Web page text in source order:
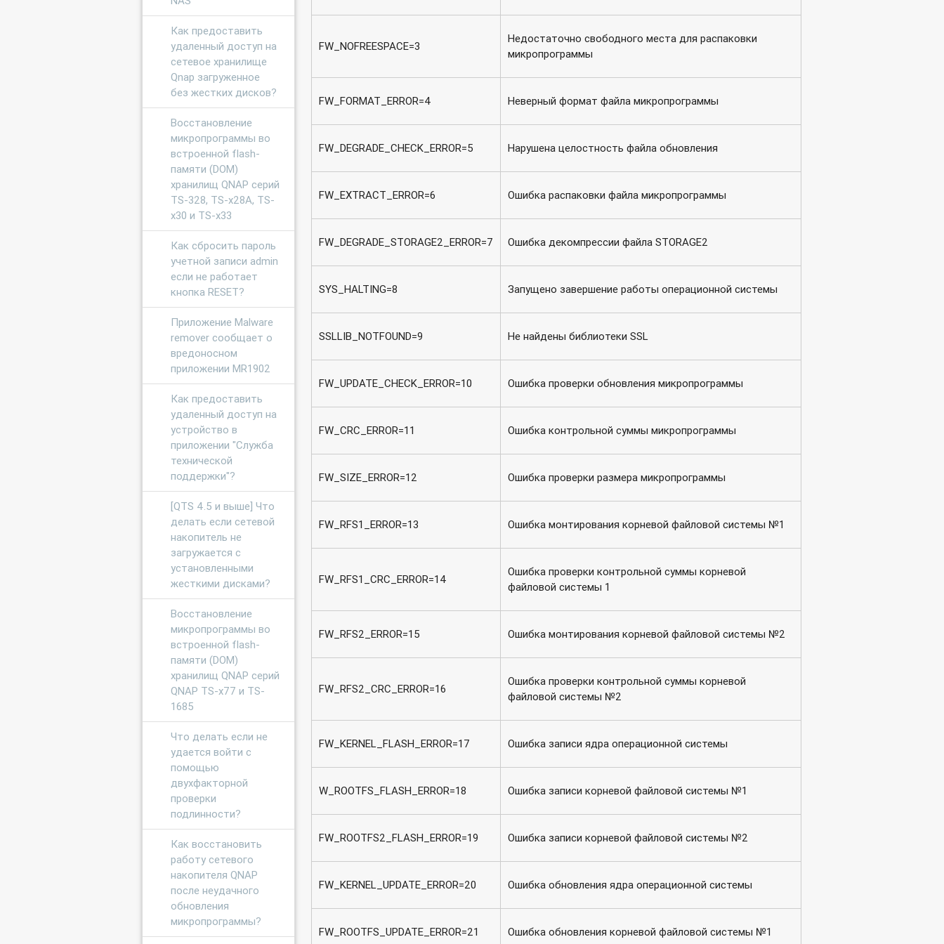
Как предоставить
удаленный доступ на
сетевое хранилище
Qnap загруженное
без жестких дисков?
Восстановление
микропрограммы во
встроенной flash-
памяти (DOM)
хранилищ QNAP серий
TS-328, TS-x28A, TS-
x30 и TS-x33
Как сбросить пароль
учетной записи admin
если не работает
кнопка RESET?
Приложение Malware
remover сообщает о
вредоносном
приложении MR1902
Как предоставить
удаленный доступ на
устройство в
приложении "Служба
технической
поддержки"?
[QTS 4.5 и выше] Что
делать если сетевой
накопитель не
загружается с
установленными
жесткими дисками?
Восстановление
микропрограммы во
встроенной flash-
памяти (DOM)
хранилищ QNAP серий
QNAP TS-x77 и TS-
1685
Что делать если не
удается войти с
помощью
двухфакторной
проверки
подлинности?
Как восстановить
работу сетевого
накопителя QNAP
после неудачного
обновления
микропрограммы?
FW_NOFREESPACE=3
Недостаточно свободного места для распаковки
микропрограммы
FW_FORMAT_ERROR=4 Неверный формат файла микропрограммы
FW_DEGRADE_CHECK_ERROR=5 Нарушена целостность файла обновления
FW_EXTRACT_ERROR=6 Ошибка распаковки файла микропрограммы
FW_DEGRADE_STORAGE2_ERROR=7 Ошибка декомпрессии файла STORAGE2
SYS_HALTING=8 Запущено завершение работы операционной системы
SSLLIB_NOTFOUND=9 Не найдены библиотеки SSL
FW_UPDATE_CHECK_ERROR=10 Ошибка проверки обновления микропрограммы
FW_CRC_ERROR=11 Ошибка контрольной суммы микропрограммы
FW_SIZE_ERROR=12 Ошибка проверки размера микропрограммы
FW_RFS1_ERROR=13 Ошибка монтирования корневой файловой системы №1
FW_RFS1_CRC_ERROR=14
Ошибка проверки контрольной суммы корневой
файловой системы 1
FW_RFS2_ERROR=15 Ошибка монтирования корневой файловой системы №2
FW_RFS2_CRC_ERROR=16
Ошибка проверки контрольной суммы корневой
файловой системы №2
FW_KERNEL_FLASH_ERROR=17 Ошибка записи ядра операционной системы
W_ROOTFS_FLASH_ERROR=18 Ошибка записи корневой файловой системы №1
FW_ROOTFS2_FLASH_ERROR=19 Ошибка записи корневой файловой системы №2
FW_KERNEL_UPDATE_ERROR=20 Ошибка обновления ядра операционной системы
FW_ROOTFS_UPDATE_ERROR=21 Ошибка обновления корневой файловой системы №1